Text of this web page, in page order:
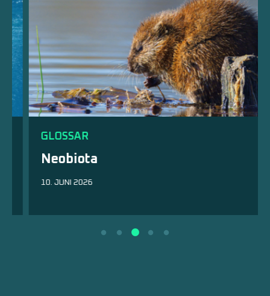
GLOSSAR
Neobiota
10. JUNI 2026